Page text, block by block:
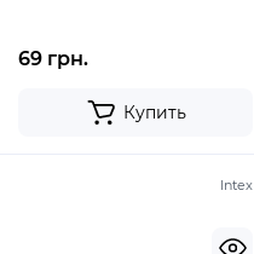
69 грн.
Купить
Intex